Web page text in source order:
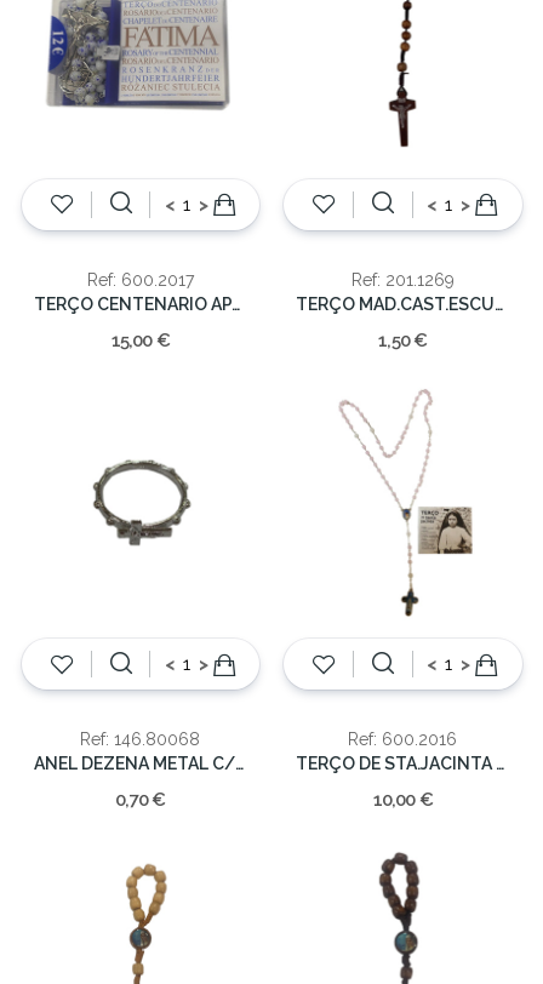
< >
Ref: 600.2017
TERÇO CENTENARIO APARIÇÃO FATIMA
15,00 €
< >
Ref: 201.1269
TERÇO MAD.CAST.ESCURO 8mm/34cm
1,50 €
< >
Ref: 146.80068
ANEL DEZENA METAL C/CRUZ PRAT.
0,70 €
< >
Ref: 600.2016
TERÇO DE STA.JACINTA 6MM
10,00 €